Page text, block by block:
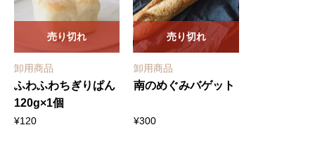
卸用商品
ふわふわちぎりぱん
120g×1個
¥120
売り切れ
卸用商品
南のめぐみバゲット
¥300
売り切れ